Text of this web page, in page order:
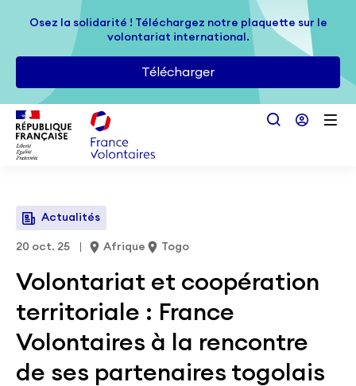
Passer au contenu principal
Osez la solidarité ! Téléchargez notre plaquette sur le
volontariat international.
Télécharger
Osez la solidarité ! Téléchargez notre plaquette sur le
volontariat international.
Télécharger
Actualités
20 oct. 25 Afrique Togo
Volontariat et coopération
territoriale : France
Volontaires à la rencontre
de ses partenaires togolais